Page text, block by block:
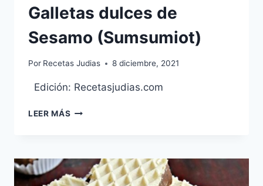
Galletas dulces de
Sesamo (Sumsumiot)
Por Recetas Judias 8 diciembre, 2021
Edición: Recetasjudias.com
LEER MÁS GALLETAS
(SUMSUMIOT)